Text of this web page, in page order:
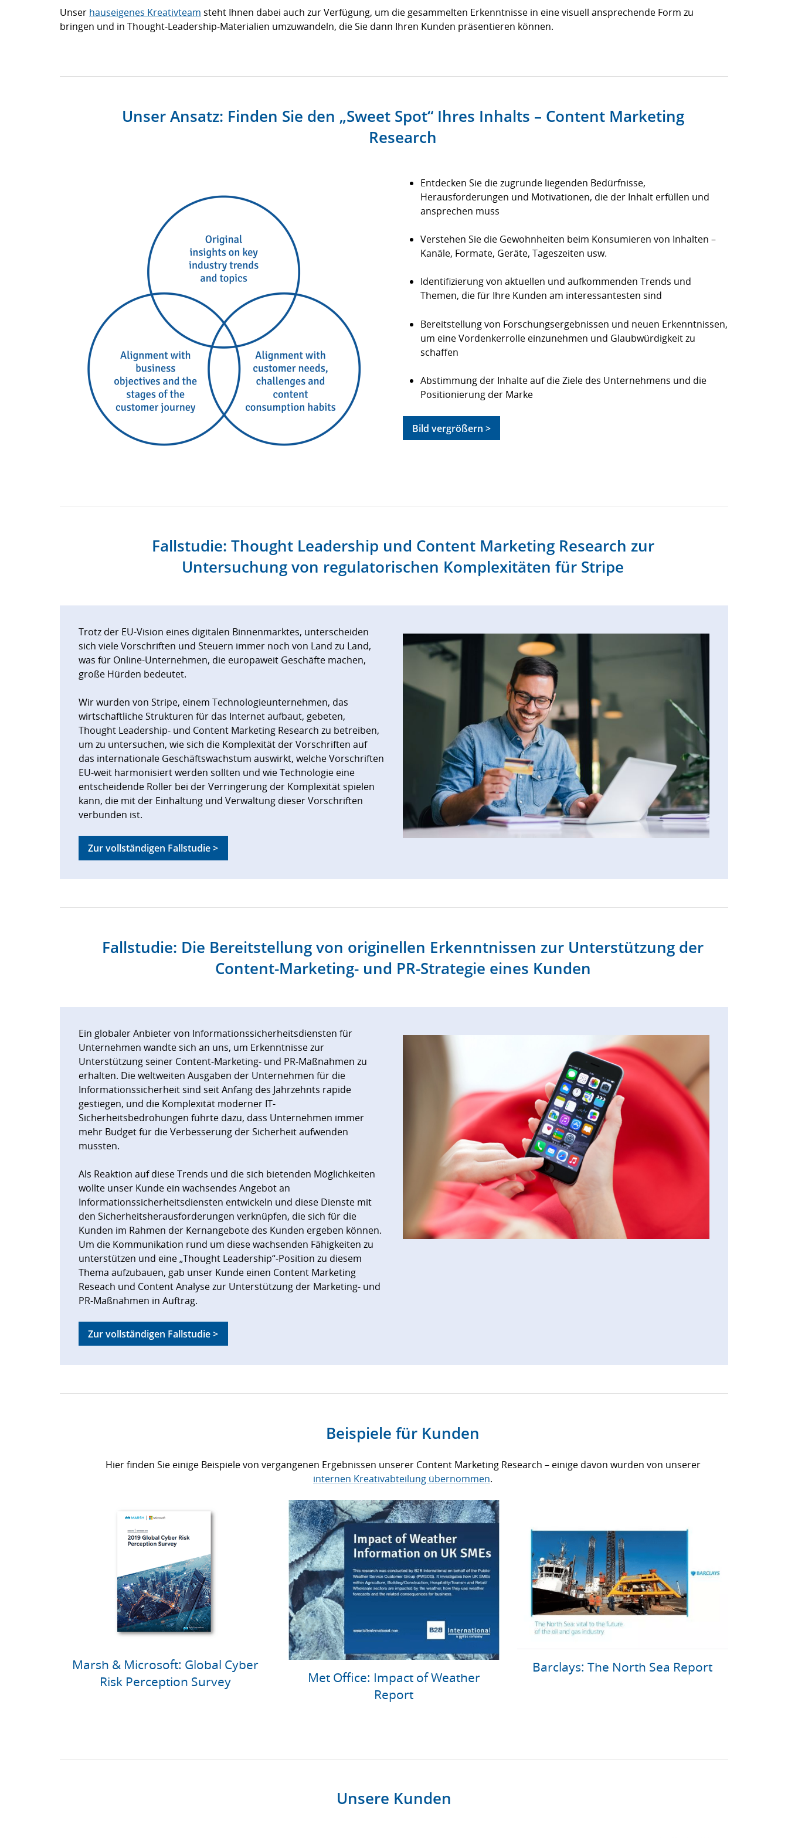
Die besten B2B-Marketing-Tools
Unser hauseigenes Kreativteam steht Ihnen dabei auch zur Verfügung, um die gesammelten Erkenntnisse in eine visuell ansprechende Form zu
bringen und in Thought-Leadership-Materialien umzuwandeln, die Sie dann Ihren Kunden präsentieren können.
Unser Ansatz: Finden Sie den „Sweet Spot“ Ihres Inhalts – Content Marketing
Research
Entdecken Sie die zugrunde liegenden Bedürfnisse,
Herausforderungen und Motivationen, die der Inhalt erfüllen und
ansprechen muss
Verstehen Sie die Gewohnheiten beim Konsumieren von Inhalten –
Kanäle, Formate, Geräte, Tageszeiten usw.
Identifizierung von aktuellen und aufkommenden Trends und
Themen, die für Ihre Kunden am interessantesten sind
Bereitstellung von Forschungsergebnissen und neuen Erkenntnissen,
um eine Vordenkerrolle einzunehmen und Glaubwürdigkeit zu
schaffen
Abstimmung der Inhalte auf die Ziele des Unternehmens und die
Positionierung der Marke
Bild vergrößern >
Fallstudie: Thought Leadership und Content Marketing Research zur
Untersuchung von regulatorischen Komplexitäten für Stripe
Trotz der EU-Vision eines digitalen Binnenmarktes, unterscheiden
sich viele Vorschriften und Steuern immer noch von Land zu Land,
was für Online-Unternehmen, die europaweit Geschäfte machen,
große Hürden bedeutet.
Wir wurden von Stripe, einem Technologieunternehmen, das
wirtschaftliche Strukturen für das Internet aufbaut, gebeten,
Thought Leadership- und Content Marketing Research zu betreiben,
um zu untersuchen, wie sich die Komplexität der Vorschriften auf
das internationale Geschäftswachstum auswirkt, welche Vorschriften
EU-weit harmonisiert werden sollten und wie Technologie eine
entscheidende Roller bei der Verringerung der Komplexität spielen
kann, die mit der Einhaltung und Verwaltung dieser Vorschriften
verbunden ist.
Zur vollständigen Fallstudie >
Fallstudie: Die Bereitstellung von originellen Erkenntnissen zur Unterstützung der
Content-Marketing- und PR-Strategie eines Kunden
Ein globaler Anbieter von Informationssicherheitsdiensten für
Unternehmen wandte sich an uns, um Erkenntnisse zur
Unterstützung seiner Content-Marketing- und PR-Maßnahmen zu
erhalten. Die weltweiten Ausgaben der Unternehmen für die
Informationssicherheit sind seit Anfang des Jahrzehnts rapide
gestiegen, und die Komplexität moderner IT-
Sicherheitsbedrohungen führte dazu, dass Unternehmen immer
mehr Budget für die Verbesserung der Sicherheit aufwenden
mussten.
Als Reaktion auf diese Trends und die sich bietenden Möglichkeiten
wollte unser Kunde ein wachsendes Angebot an
Informationssicherheitsdiensten entwickeln und diese Dienste mit
den Sicherheitsherausforderungen verknüpfen, die sich für die
Kunden im Rahmen der Kernangebote des Kunden ergeben können.
Um die Kommunikation rund um diese wachsenden Fähigkeiten zu
unterstützen und eine „Thought Leadership“-Position zu diesem
Thema aufzubauen, gab unser Kunde einen Content Marketing
Reseach und Content Analyse zur Unterstützung der Marketing- und
PR-Maßnahmen in Auftrag.
Zur vollständigen Fallstudie >
Beispiele für Kunden
Hier finden Sie einige Beispiele von vergangenen Ergebnissen unserer Content Marketing Research – einige davon wurden von unserer
internen Kreativabteilung übernommen.
Marsh & Microsoft: Global Cyber
Risk Perception Survey
Met Office: Impact of Weather
Report
Barclays: The North Sea Report
Unsere Kunden